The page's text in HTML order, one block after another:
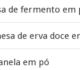
de fermento em
de erva doce
em pó